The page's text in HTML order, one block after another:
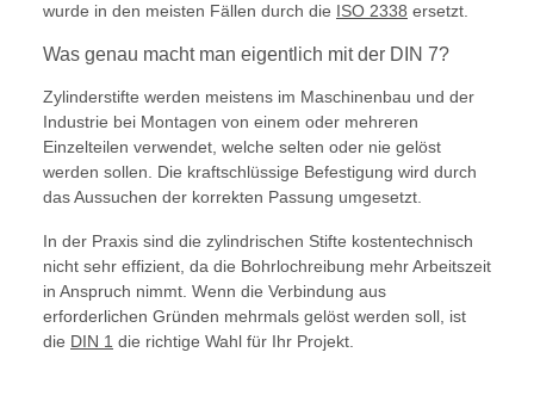
wurde in den meisten Fällen durch die ISO 2338 ersetzt.
Was genau macht man eigentlich mit der DIN 7?
Zylinderstifte werden meistens im Maschinenbau und der
Industrie bei Montagen von einem oder mehreren
Einzelteilen verwendet, welche selten oder nie gelöst
werden sollen. Die kraftschlüssige Befestigung wird durch
das Aussuchen der korrekten Passung umgesetzt.
In der Praxis sind die zylindrischen Stifte kostentechnisch
nicht sehr effizient, da die Bohrlochreibung mehr Arbeitszeit
in Anspruch nimmt. Wenn die Verbindung aus
erforderlichen Gründen mehrmals gelöst werden soll, ist
die DIN 1 die richtige Wahl für Ihr Projekt.